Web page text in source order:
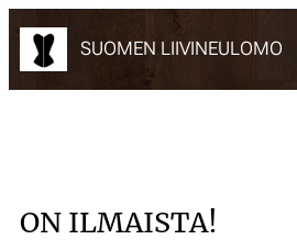
SUOMEN LIIVINEULOMO
ON ILMAISTA!